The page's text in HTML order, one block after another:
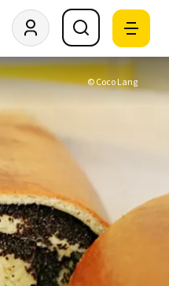
© Coco Lang